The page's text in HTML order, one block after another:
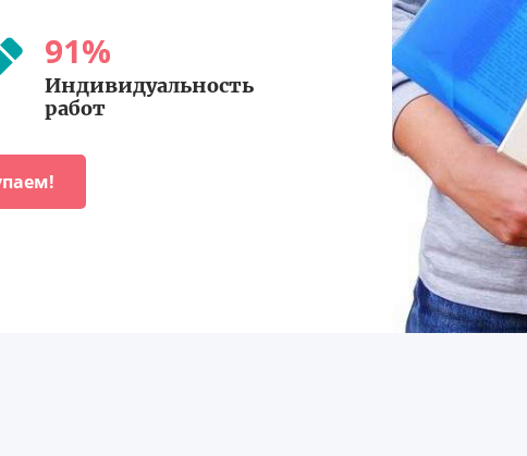
91%
Индивидуальность
работ